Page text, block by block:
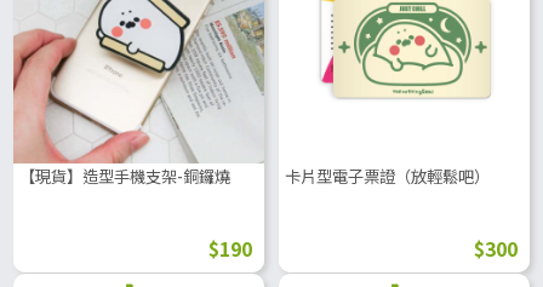
【現貨】造型手機支架-銅鑼燒
$190
卡片型電子票證（放輕鬆吧）
$300